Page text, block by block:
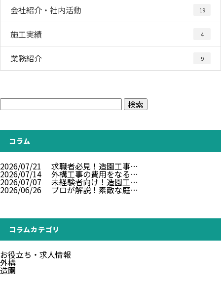
会社紹介・社内活動 19
施工実績 4
業務紹介 9
コラム
2026/07/21 求職者必見！造園工事…
2026/07/14 外構工事の費用をなる…
2026/07/07 未経験者向け！造園工…
2026/06/26 プロが解説！素敵な庭…
コラムカテゴリ
お役立ち・求人情報
外構
造園